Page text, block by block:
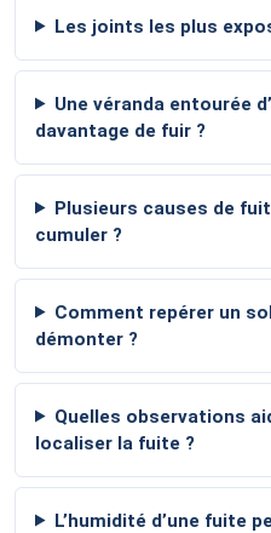
Les joints les plus
Une véranda entourée
davantage de fuir ?
Plusieurs causes de
cumuler ?
Comment repérer un
démonter ?
Quelles observations
localiser la fuite ?
L’humidité d’une fuite